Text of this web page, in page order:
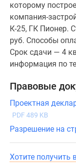
которому
компания-
К-25, ГК Пионер.
руб. Способы
Срок сдачи — 4
информация по
Правовые
Проектная
PDF 489 KB
Разрешение на
Хотите получить